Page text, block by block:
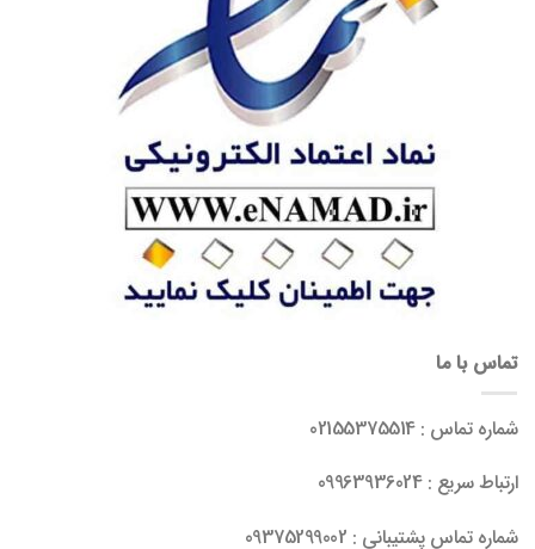
تماس با ما
شماره تماس : 02155375514
ارتباط سریع : 09963936024
شماره تماس پشتیبانی : 09375299002